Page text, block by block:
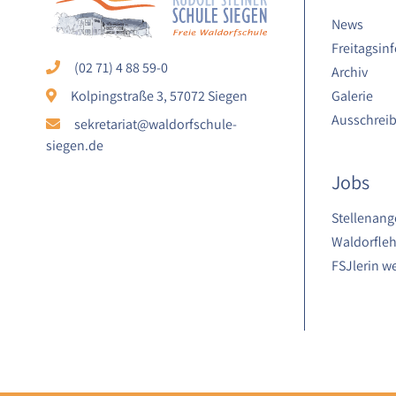
(02 71) 4 88 59-0
Kolpingstraße 3, 57072 Siegen
sekretariat@waldorfschule-
siegen.de
News
Archiv
Galerie
Jobs
FSJlerin
Laufzeit:
1 Jahr
STATISTIK
Statistik Cookies erfassen Informationen
anonym. Diese Informationen helfen uns
Zweck: